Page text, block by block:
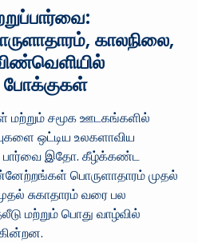
காலநிலை,
போக்குகள்
சமூக ஊடகங்களில்
ஒட்டிய உலகளாவிய
பார்வை இதோ. கீழ்க்கண்ட
பொருளாதாரம் முதல்
சுகாதாரம் வரை பல
மற்றும் பொது வாழ்வில்